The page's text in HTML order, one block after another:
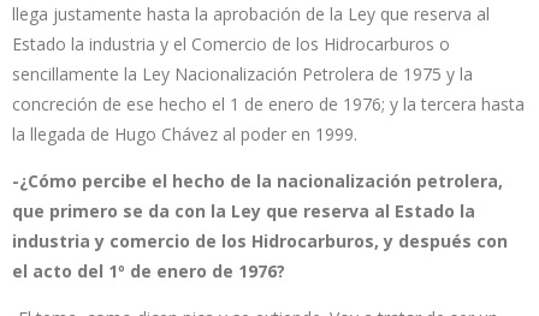
llega justamente hasta la aprobación de la Ley que reserva al
Estado la industria y el Comercio de los Hidrocarburos o
sencillamente la Ley Nacionalización Petrolera de 1975 y la
concreción de ese hecho el 1 de enero de 1976; y la tercera hasta
la llegada de Hugo Chávez al poder en 1999.
-¿Cómo percibe el hecho de la nacionalización petrolera,
que primero se da con la Ley que reserva al Estado la
industria y comercio de los Hidrocarburos, y después con
el acto del 1º de enero de 1976?